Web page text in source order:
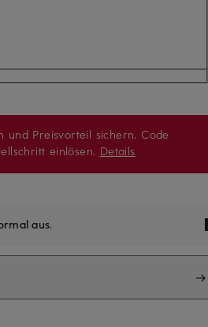
und Preisvorteil sichern. Code
einlösen. Details
aus.